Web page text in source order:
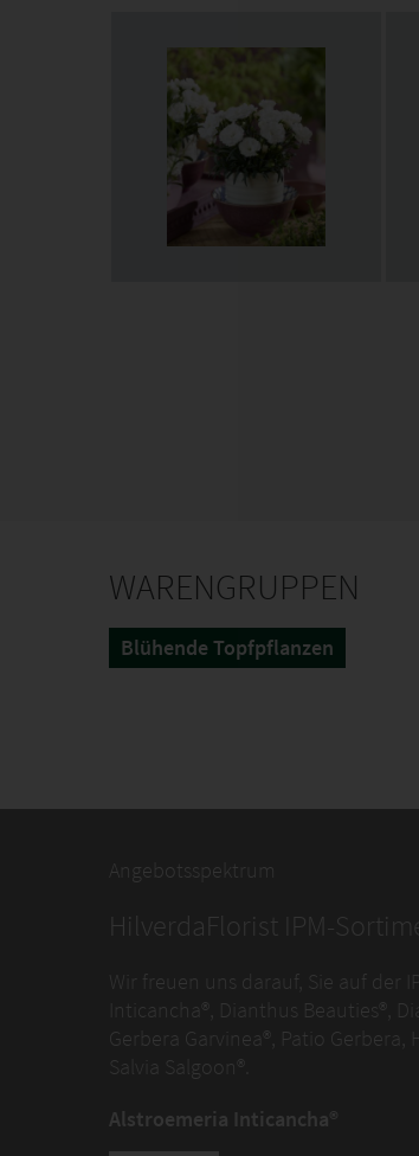
WARENGRUPPEN
Blühende Topfpflanzen
Angebotsspektrum
HilverdaFlorist IPM-
Wir freuen uns darauf, Sie auf der
Inticancha®, Dianthus Beauties®,
Gerbera Garvinea®, Patio
Salvia Salgoon®.
Alstroemeria Inticancha®
Inticancha® bietet einen